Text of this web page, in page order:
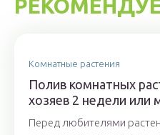
Комнатные растения
Полив комнатных
хозяев 2 недели или
Перед любителями